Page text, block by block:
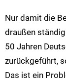
Nur damit die
draußen
50 Jahren
zurückgeführt,
Das ist ein